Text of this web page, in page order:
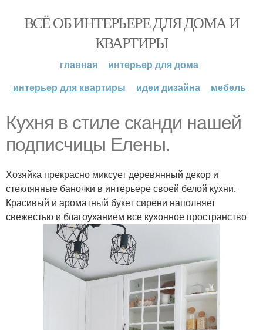
ВСЁ ОБ ИНТЕРЬЕРЕ ДЛЯ ДОМА И
КВАРТИРЫ
главная
интерьер для дома
интерьер для квартиры
идеи дизайна мебель
Кухня в стиле сканди нашей
подписчицы Елены.
Хозяйка прекрасно миксует деревянный декор и
стеклянные баночки в интерьере своей белой кухни.
Красивый и ароматный букет сирени наполняет
свежестью и благоуханием все кухонное пространство